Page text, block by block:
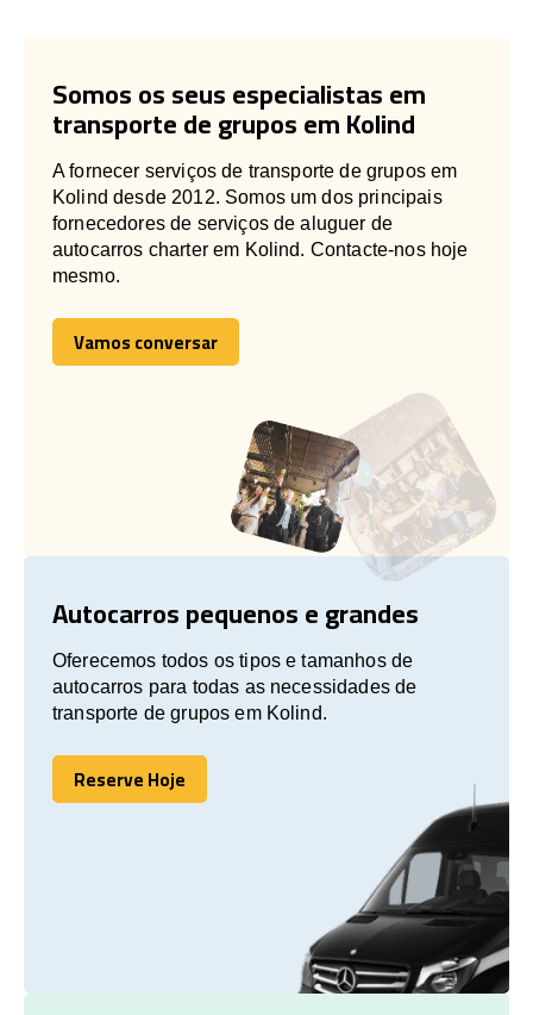
Somos os seus especialistas em
transporte de grupos em Kolind
A fornecer serviços de transporte de grupos em
Kolind desde 2012. Somos um dos principais
fornecedores de serviços de aluguer de
autocarros charter em Kolind. Contacte-nos hoje
mesmo.
Vamos conversar
Vamos conversar
Autocarros pequenos e grandes
Oferecemos todos os tipos e tamanhos de
autocarros para todas as necessidades de
transporte de grupos em Kolind.
Reserve Hoje
Reserve Hoje